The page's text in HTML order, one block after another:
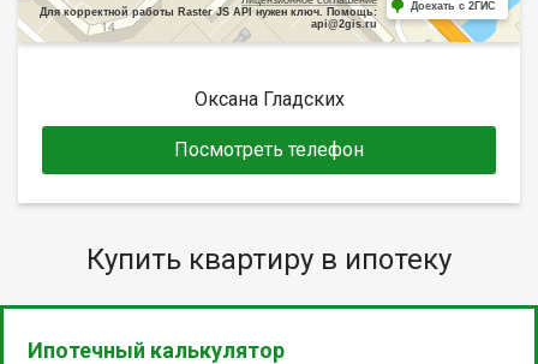
Для корректной работы Raster JS API нужен ключ. Помощь:
api@2gis.ru
Доехать с 2ГИС
Оксана Гладских
Посмотреть телефон
Купить квартиру в ипотеку
Ипотечный калькулятор